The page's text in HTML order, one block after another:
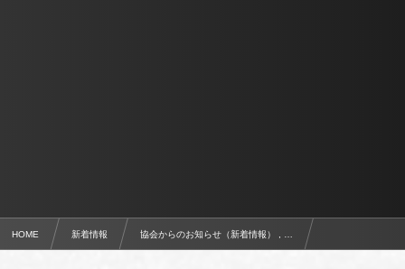
HOME 新着情報 協会からのお知らせ（新着情報） , …